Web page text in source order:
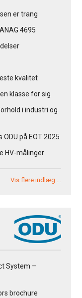
er trang
4695
kvalitet
klasse for sig
i industri og
på EOT 2025
HV-målinger
Vis flere indlæg …
System –
brochure